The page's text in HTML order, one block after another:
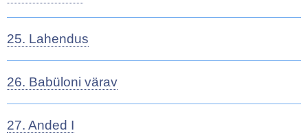
25. Lahendus
26. Babüloni värav
27. Anded I